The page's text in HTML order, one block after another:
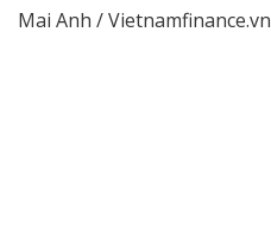
Mai Anh / Vietnamfinance.vn